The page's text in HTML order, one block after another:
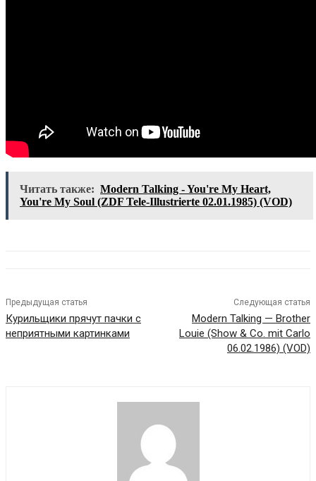
Читать также: Modern Talking - You're My Heart,
You're My Soul (ZDF Tele-Illustrierte 02.01.1985) (VOD)
Предыдущая статья
Курильщики прячут пачки с
неприятными картинками
Следующая статья
Modern Talking — Brother
Louie (Show & Co. mit Carlo
06.02.1986) (VOD)